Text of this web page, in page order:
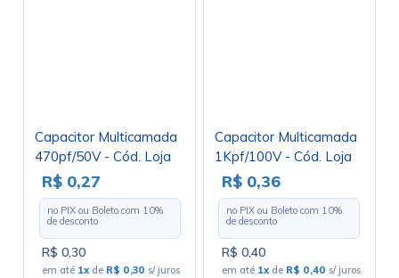
Capacitor Multicamada
470pf/50V - Cód. Loja
833
R$ 0,27
no PIX ou Boleto com 10%
de desconto
R$ 0,30
em até 1x de R$ 0,30 s/ juros
Capacitor Multicamada
1Kpf/100V - Cód. Loja
359
R$ 0,36
no PIX ou Boleto com 10%
de desconto
R$ 0,40
em até 1x de R$ 0,40 s/ juros